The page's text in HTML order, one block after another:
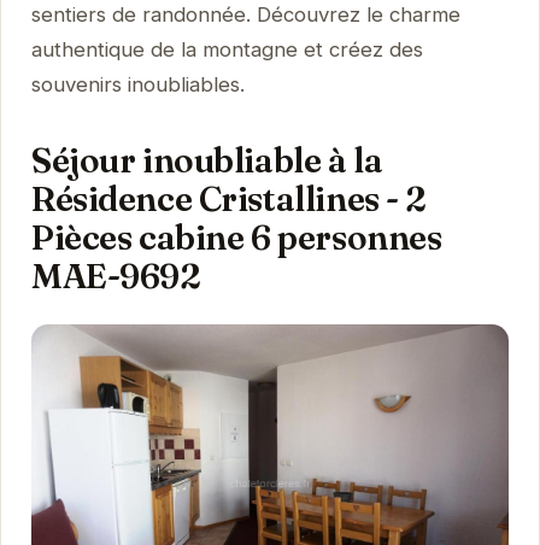
sentiers de randonnée. Découvrez le charme
authentique de la montagne et créez des
souvenirs inoubliables.
Séjour inoubliable à la
Résidence Cristallines - 2
Pièces cabine 6 personnes
MAE-9692